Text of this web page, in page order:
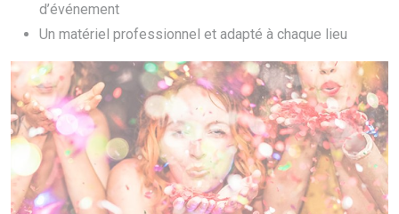
d’événement
Un matériel professionnel et adapté à chaque lieu